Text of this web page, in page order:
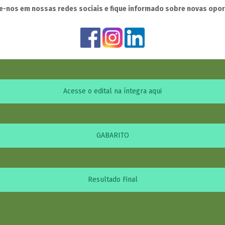
nos em nossas redes sociais e fique informado sobre novas
Acesse o edital na íntegra aqui
GABARITO
Resultado Final